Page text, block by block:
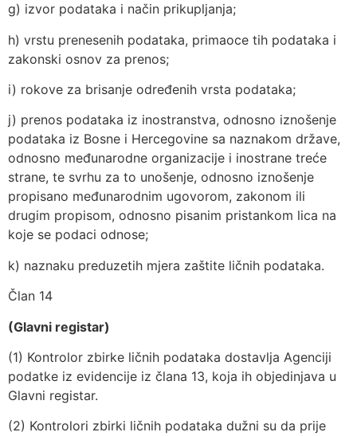
g) izvor podataka i način prikupljanja;
h) vrstu prenesenih podataka, primaoce tih podataka i
zakonski osnov za prenos;
i) rokove za brisanje određenih vrsta podataka;
j) prenos podataka iz inostranstva, odnosno iznošenje
podataka iz Bosne i Hercegovine sa naznakom države,
odnosno međunarodne organizacije i inostrane treće
strane, te svrhu za to unošenje, odnosno iznošenje
propisano međunarodnim ugovorom, zakonom ili
drugim propisom, odnosno pisanim pristankom lica na
koje se podaci odnose;
k) naznaku preduzetih mjera zaštite ličnih podataka.
Član 14
(Glavni registar)
(1) Kontrolor zbirke ličnih podataka dostavlja Agenciji
podatke iz evidencije iz člana 13, koja ih objedinjava u
Glavni registar.
(2) Kontrolori zbirki ličnih podataka dužni su da prije